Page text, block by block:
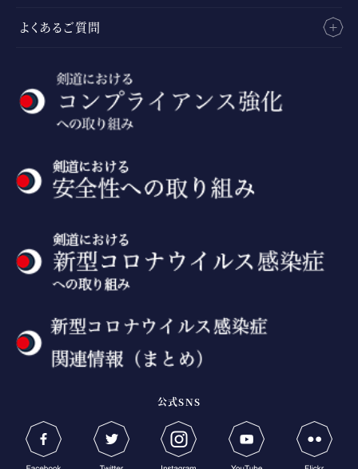
よくあるご質問
公式SNS